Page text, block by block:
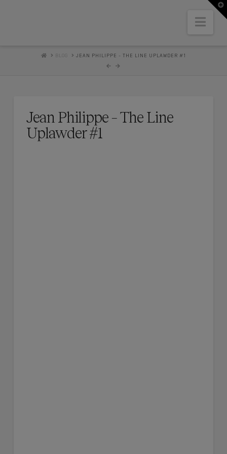
HOMEBLOG JEAN PHILIPPE - THE LINE UPLAWDER #1
Jean Philippe – The Line
Uplawder #1